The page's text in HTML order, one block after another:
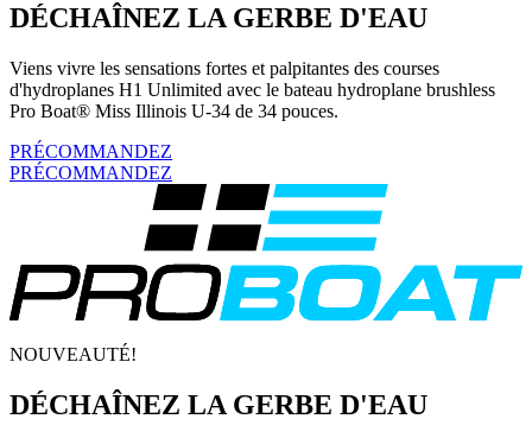
DÉCHAÎNEZ LA GERBE D'EAU
Viens vivre les sensations fortes et palpitantes des courses
d'hydroplanes H1 Unlimited avec le bateau hydroplane brushless
Pro Boat® Miss Illinois U-34 de 34 pouces.
PRÉCOMMANDEZ
PRÉCOMMANDEZ
NOUVEAUTÉ!
DÉCHAÎNEZ LA GERBE D'EAU